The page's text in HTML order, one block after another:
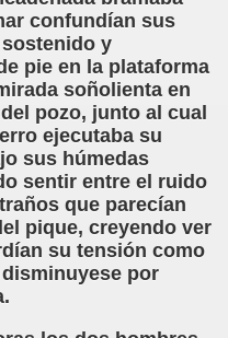
confundían sus
y
pie en la plataforma
soñolienta en
pozo, junto al cual
ejecutaba su
sus húmedas
sentir entre el ruido
que parecían
pique, creyendo ver
su tensión como
por